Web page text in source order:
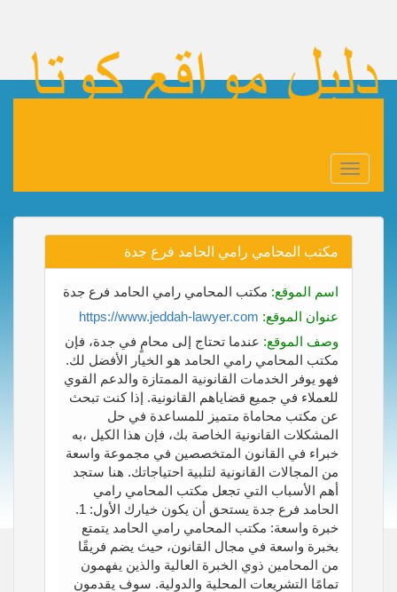
Toggle
navigation
مكتب المحامي رامي الحامد فرع جدة
اسم الموقع: مكتب المحامي رامي الحامد فرع جدة
عنوان الموقع: https://www.jeddah-lawyer.com
وصف الموقع: عندما تحتاج إلى محامٍ في جدة، فإن
مكتب المحامي رامي الحامد هو الخيار الأفضل لك.
فهو يوفر الخدمات القانونية الممتازة والدعم القوي
للعملاء في جميع قضاياهم القانونية. إذا كنت تبحث
عن مكتب محاماة متميز للمساعدة في حل
المشكلات القانونية الخاصة بك، فإن هذا الكيل ،به
خبراء في القانون المتخصصين في مجموعة واسعة
من المجالات القانونية لتلبية احتياجاتك. هنا ستجد
أهم الأسباب التي تجعل مكتب المحامي رامي
الحامد فرع جدة يستحق أن يكون خيارك الأول: 1.
خبرة واسعة: مكتب المحامي رامي الحامد يتمتع
بخبرة واسعة في مجال القانون، حيث يضم فريقًا
من المحامين ذوي الخبرة العالية والذين يفهمون
تمامًا التشريعات المحلية والدولية. سوف يقدمون